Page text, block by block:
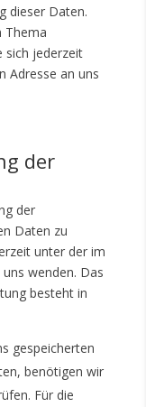
dieser Daten.
Thema
sich jederzeit
Adresse an uns
der
der
Daten zu
unter der im
wenden. Das
besteht in
gespeicherten
benötigen wir
Für die